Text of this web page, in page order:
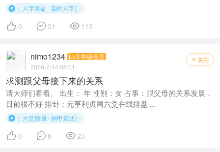
 〖八字算命 - 四柱八字〗
 0  31  113
 关注
nimo1234 Lv.3 中级会员
2026-7-14 06:01
求测跟父母接下来的关系
请大师们看看。 出生： 年 性别：女 占事：跟父母的关系发展，
目前很不好 排卦：元亨利贞网六爻在线排盘 ...
 〖六爻预测 - 纳甲筮法〗
 0  8 23